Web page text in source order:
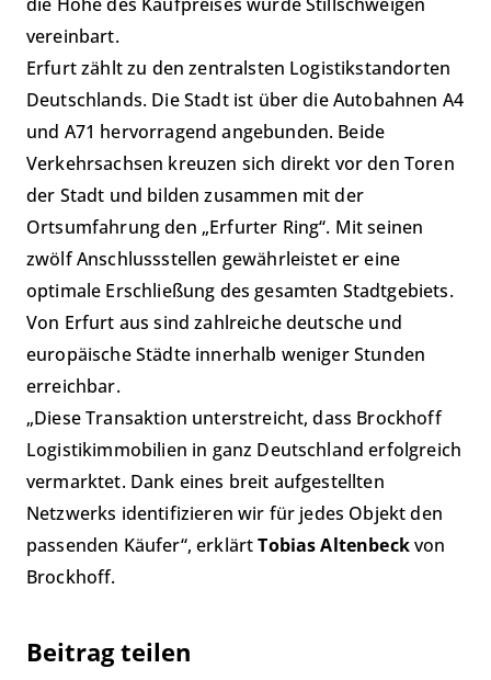
vereinbart.
Erfurt zählt zu den zentralsten Logistikstandorten
Deutschlands. Die Stadt ist über die Autobahnen A4
und A71 hervorragend angebunden. Beide
Verkehrsachsen kreuzen sich direkt vor den Toren
der Stadt und bilden zusammen mit der
Ortsumfahrung den „Erfurter Ring“. Mit seinen
zwölf Anschlussstellen gewährleistet er eine
optimale Erschließung des gesamten Stadtgebiets.
Von Erfurt aus sind zahlreiche deutsche und
europäische Städte innerhalb weniger Stunden
erreichbar.
„Diese Transaktion unterstreicht, dass Brockhoff
Logistikimmobilien in ganz Deutschland erfolgreich
vermarktet. Dank eines breit aufgestellten
Netzwerks identifizieren wir für jedes Objekt den
passenden Käufer“, erklärtTobias Altenbeckvon
Brockhoff.
Beitrag teilen